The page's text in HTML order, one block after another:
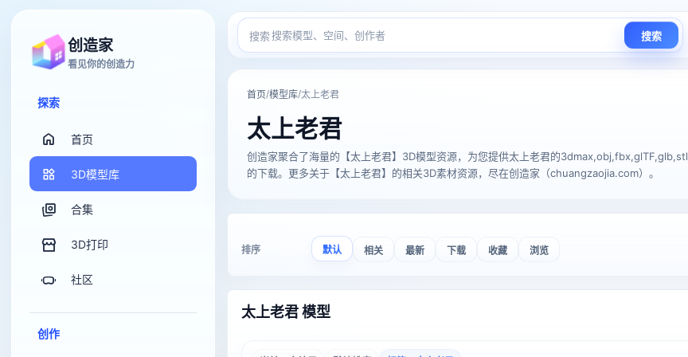
创造家
看见你的创造力
探索
首页
3D模型库
合集
3D打印
社区
创作
搜索 搜索
首页/模型库/太上老君
太上老君
创造家聚合了海量的【太上老君】3D模型资源，为您提供太上老君的
的下载。更多关于【太上老君】的相关3D素材资源，尽在创造家（chuangzaojia.com）。
排序 默认 相关 最新 下载 收藏 浏览
太上老君 模型